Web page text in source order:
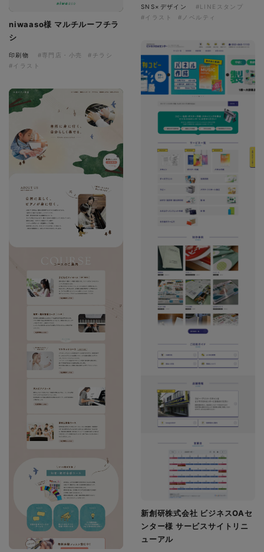
niwaaso様 マルチルーフチラ
シ
印刷物 #専門店・小売
#チラシ
#イラスト
SNS×デザイン
#LINEスタンプ
#イラスト
#ノベルティ
新創研株式会社 ビジネスOAセ
ンター様 サービスサイトリニ
ューアル